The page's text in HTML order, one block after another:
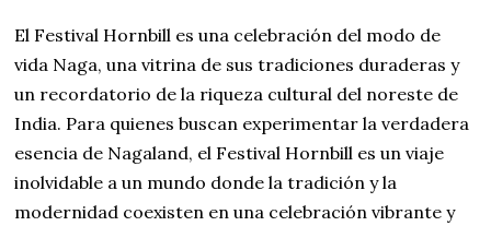
El Festival Hornbill es una celebración del modo de
vida Naga, una vitrina de sus tradiciones duraderas y
un recordatorio de la riqueza cultural del noreste de
India. Para quienes buscan experimentar la verdadera
esencia de Nagaland, el Festival Hornbill es un viaje
inolvidable a un mundo donde la tradición y la
modernidad coexisten en una celebración vibrante y